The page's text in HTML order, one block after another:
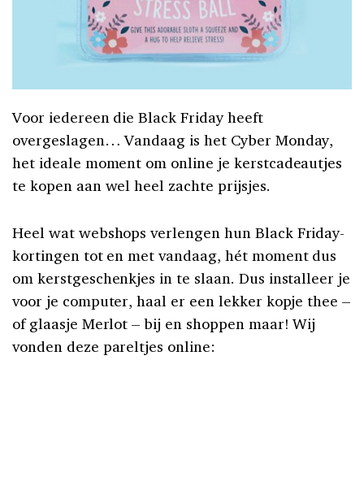
Voor iedereen die Black Friday heeft
overgeslagen… Vandaag is het Cyber Monday,
het ideale moment om online je kerstcadeautjes
te kopen aan wel heel zachte prijsjes.
Heel wat webshops verlengen hun Black Friday-
kortingen tot en met vandaag, hét moment dus
om kerstgeschenkjes in te slaan. Dus installeer je
voor je computer, haal er een lekker kopje thee –
of glaasje Merlot – bij en shoppen maar! Wij
vonden deze pareltjes online: